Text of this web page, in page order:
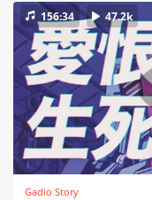
156:34 47.2k
Gadio Story